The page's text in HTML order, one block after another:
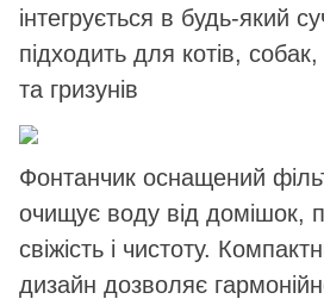
інтегрується в будь-який
підходить для котів, собак,
та гризунів
Фонтанчик оснащений
очищує воду від домішок,
свіжість і чистоту.
дизайн дозволяє